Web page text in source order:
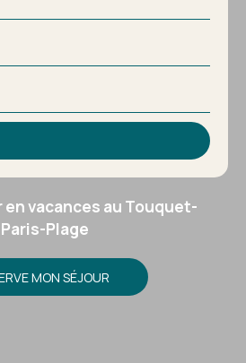
en vacances au Touquet-
Paris-Plage
MON SÉJOUR